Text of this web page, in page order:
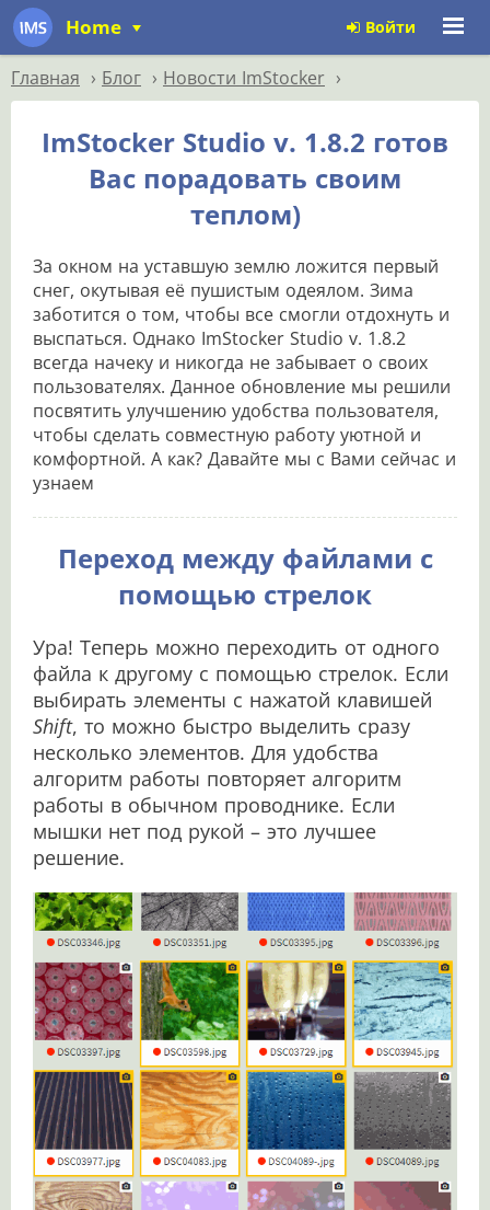
Home Войти
Главная Блог Новости ImStocker
ImStocker Studio v. 1.8.2 готов
Вас порадовать своим
теплом)
За окном на уставшую землю ложится первый
снег, окутывая её пушистым одеялом. Зима
заботится о том, чтобы все смогли отдохнуть и
выспаться. Однако ImStocker Studio v. 1.8.2
всегда начеку и никогда не забывает о своих
пользователях. Данное обновление мы решили
посвятить улучшению удобства пользователя,
чтобы сделать совместную работу уютной и
комфортной. А как? Давайте мы с Вами сейчас и
узнаем
Переход между файлами с
помощью стрелок
Ура! Теперь можно переходить от одного
файла к другому с помощью стрелок. Если
выбирать элементы с нажатой клавишей
Shift, то можно быстро выделить сразу
несколько элементов. Для удобства
алгоритм работы повторяет алгоритм
работы в обычном проводнике. Если
мышки нет под рукой – это лучшее
решение.